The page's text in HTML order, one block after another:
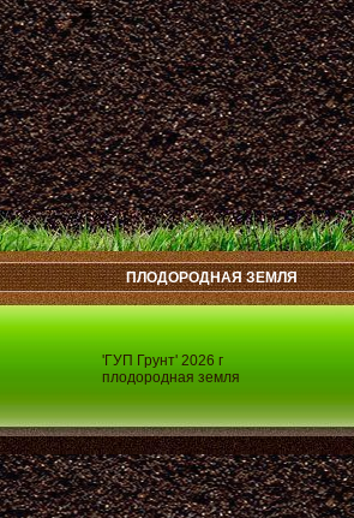
'ГУП Грунт' 2026 г
плодородная земля
ПЛОДОРОДНАЯ ЗЕМЛЯ